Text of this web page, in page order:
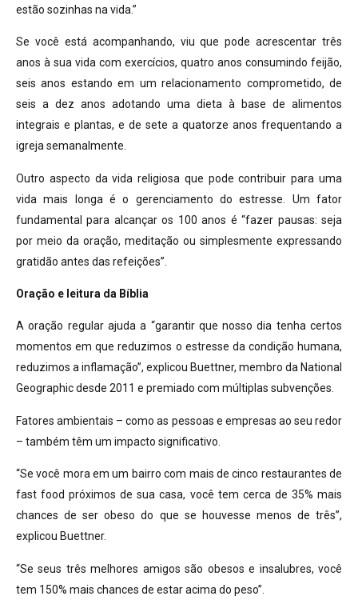
estão sozinhas na vida.”
Se você está acompanhando, viu que pode acrescentar três
anos à sua vida com exercícios, quatro anos consumindo feijão,
seis anos estando em um relacionamento comprometido, de
seis a dez anos adotando uma dieta à base de alimentos
integrais e plantas, e de sete a quatorze anos frequentando a
igreja semanalmente.
Outro aspecto da vida religiosa que pode contribuir para uma
vida mais longa é o gerenciamento do estresse. Um fator
fundamental para alcançar os 100 anos é “fazer pausas: seja
por meio da oração, meditação ou simplesmente expressando
gratidão antes das refeições”.
Oração e leitura da Bíblia
A oração regular ajuda a “garantir que nosso dia tenha certos
momentos em que reduzimos o estresse da condição humana,
reduzimos a inflamação”, explicou Buettner, membro da National
Geographic desde 2011 e premiado com múltiplas subvenções.
Fatores ambientais – como as pessoas e empresas ao seu redor
– também têm um impacto significativo.
“Se você mora em um bairro com mais de cinco restaurantes de
fast food próximos de sua casa, você tem cerca de 35% mais
chances de ser obeso do que se houvesse menos de três”,
explicou Buettner.
“Se seus três melhores amigos são obesos e insalubres, você
tem 150% mais chances de estar acima do peso”.